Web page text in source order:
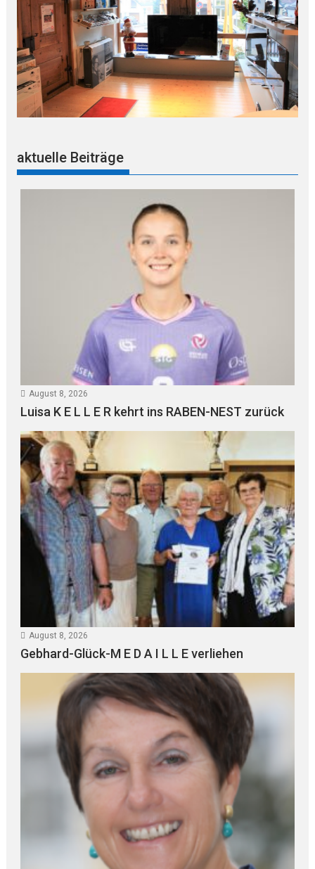
aktuelle Beiträge
August 8, 2026
Luisa K E L L E R kehrt ins RABEN-NEST zurück
August 8, 2026
Gebhard-Glück-M E D A I L L E verliehen